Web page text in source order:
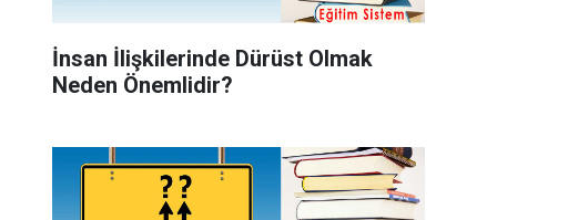
İnsan İlişkilerinde Dürüst Olmak
Neden Önemlidir?